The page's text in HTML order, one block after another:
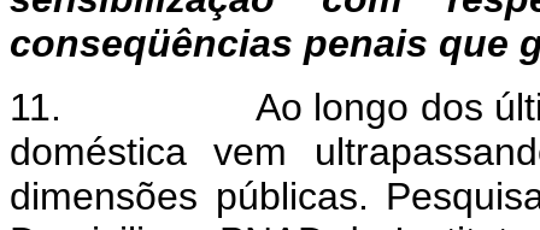
conseqüências penais que
11.
Ao longo dos
doméstica vem
dimensões públicas.